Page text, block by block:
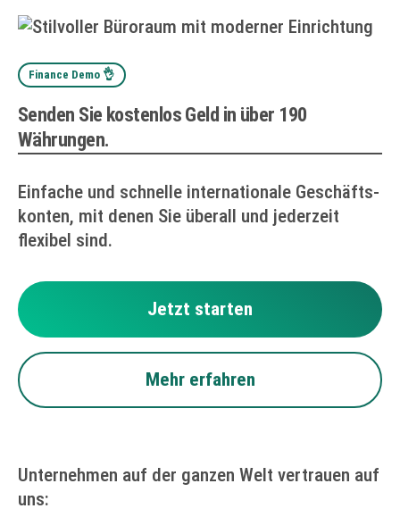
Finance Demo 👌
Senden Sie kostenlos Geld in über 190
Währungen.
Einfache und schnelle internationale Geschäfts­
konten, mit denen Sie überall und jederzeit
flexibel sind.
Jetzt starten
Mehr erfahren
Unternehmen auf der ganzen Welt vertrauen auf
uns: